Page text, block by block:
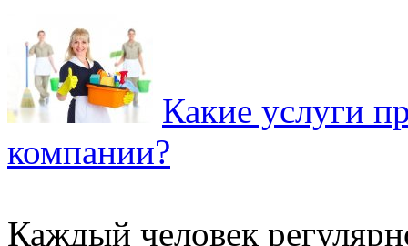
Какие услуги
компании?
Каждый человек